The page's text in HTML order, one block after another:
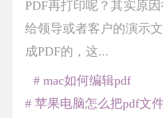
PDF再打印呢？其实原
给领导或者客户的演示
成PDF的，这...
# mac如何编辑pdf
# 苹果电脑怎么把pdf文